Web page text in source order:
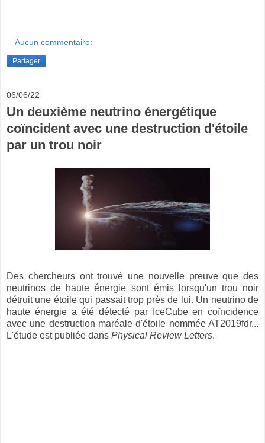
Aucun commentaire:
Partager
06/06/22
Un deuxième neutrino énergétique
coïncident avec une destruction d'étoile
par un trou noir
Des chercheurs ont trouvé une nouvelle preuve que des
neutrinos de haute énergie sont émis lorsqu'un trou noir
détruit une étoile qui passait trop près de lui. Un neutrino de
haute énergie a été détecté par IceCube en coïncidence
avec une destruction maréale d'étoile nommée AT2019fdr...
L'étude est publiée dans Physical Review Letters.